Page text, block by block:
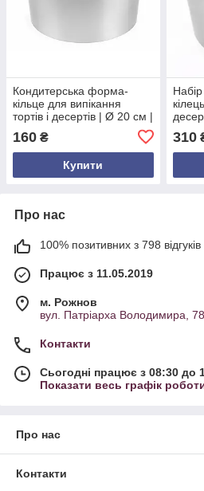
Кондитерська форма-
кільце для випікання
тортів і десертів | Ø 20 см |
висота 10 см | нержавіюча
сталь
160 ₴
Купити
20/
310
Про нас
100% позитивних з 798 відгуків
Працює з 11.05.2019
м. Рожнов
вул. Патріарха Володимира,
Контакти
Сьогодні працює з 08:30 до
Показати весь графік
Про нас
Контакти